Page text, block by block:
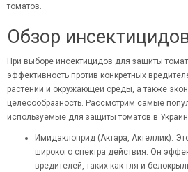
томатов.
Обзор
При выборе инсектицидов для защиты
эффективность против конкретных
растений и окружающей среды, а также
целесообразность. Рассмотрим самые
используемые для защиты томатов в
Имидаклоприд (Актара, Актеллик):
широкого спектра действия. Он
вредителей, таких как тля и